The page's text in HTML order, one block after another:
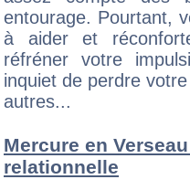
entourage. Pourtant,
à aider et
réfréner votre
inquiet de perdre
autres...
Mercure en
relationnelle